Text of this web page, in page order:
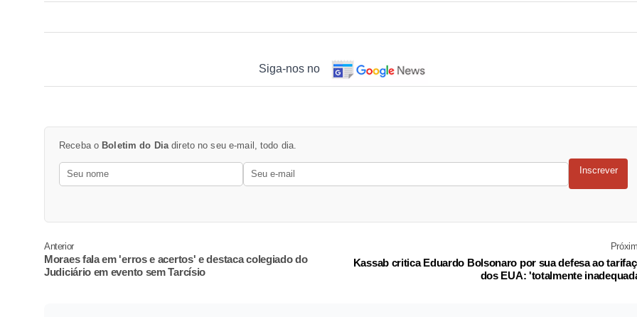
Siga-nos no
Receba o Boletim do Dia direto no seu e-mail, todo dia.
Inscrever
Anterior
Moraes fala em 'erros e acertos' e destaca colegiado do
Judiciário em evento sem Tarcísio
Kassab critica Eduardo Bolsonaro por sua defesa ao
dos EUA: 'totalmente